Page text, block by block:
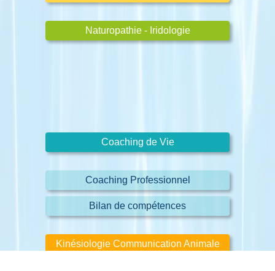
Naturopathie - Iridologie
Coaching de Vie
Coaching Professionnel
Bilan de compétences
Kinésiologie Communication Animale